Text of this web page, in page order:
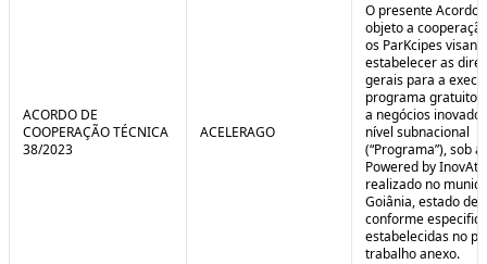
ACORDO DE
COOPERAÇÃO TÉCNICA
38/2023
ACELERAGO
O presente Acordo
objeto a
os ParKcipes
estabelecer as
gerais para a
programa gratuito
a negócios
nível subnacional
(“Programa”), sob
Powered by
realizado no
Goiânia, estado de
conforme
estabelecidas no
trabalho anexo.